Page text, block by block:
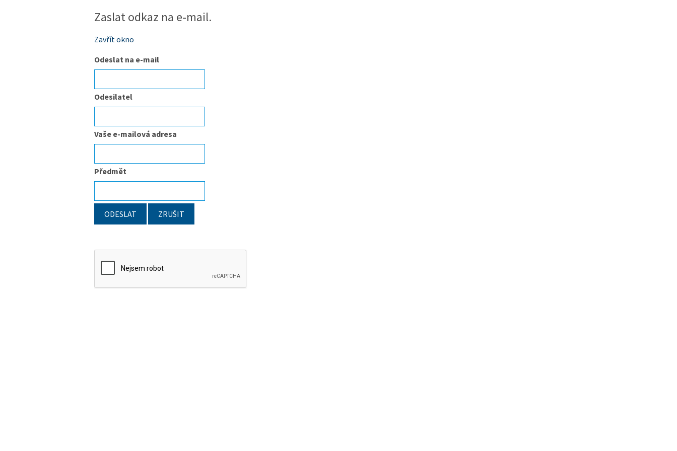
Zaslat odkaz na e-mail.
Zavřít okno
Odeslat na e-mail
Odesilatel
Vaše e-mailová adresa
Předmět
ODESLAT ZRUŠIT